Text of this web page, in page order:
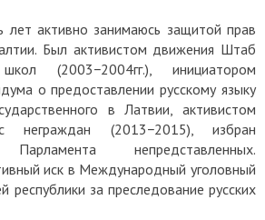
лет активно занимаюсь защитой прав
Был активистом движения Штаб
(2003−2004гг.), инициатором
о предоставлении русскому языку
в Латвии, активистом
неграждан (2013−2015), избран
Парламента непредставленных.
иск в Международный уголовный
республики за преследование русских